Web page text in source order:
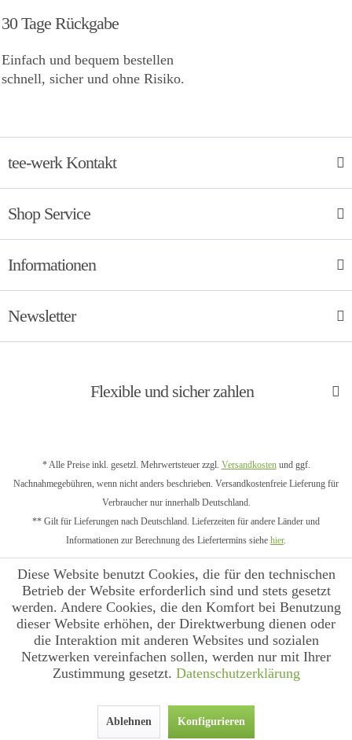
30 Tage Rückgabe
Einfach und bequem bestellen
schnell, sicher und ohne Risiko.
tee-werk Kontakt
Shop Service
Informationen
Newsletter
Flexible und sicher zahlen
* Alle Preise inkl. gesetzl. Mehrwertsteuer zzgl. Versandkostenund ggf.
Nachnahmegebühren, wenn nicht anders beschrieben. Versandkostenfreie Lieferung für
Verbraucher nur innerhalb Deutschland.
** Gilt für Lieferungen nach Deutschland. Lieferzeiten für andere Länder und
Informationen zur Berechnung des Liefertermins siehe hier.
Diese Website benutzt Cookies, die für den technischen
Betrieb der Website erforderlich sind und stets gesetzt
werden. Andere Cookies, die den Komfort bei Benutzung
dieser Website erhöhen, der Direktwerbung dienen oder
die Interaktion mit anderen Websites und sozialen
Netzwerken vereinfachen sollen, werden nur mit Ihrer
Zustimmung gesetzt. Datenschutzerklärung
Ablehnen Konfigurieren